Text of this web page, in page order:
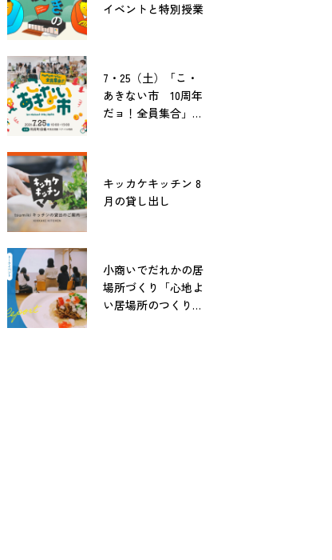
イベントと特別授業
7・25（土）「こ・
あきない市 10周年
だョ！全員集合」開
キッカケキッチン 8
月の貸し出し
小商いでだれかの居
場所づくり「心地よ
い居場所のつくりか